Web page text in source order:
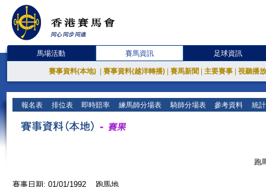
馬場活動 賽馬資訊 足球資訊
賽事資料(本地) 賽事資料(越洋轉播) 賽馬新聞 主要賽事 視聽播
報名表 排位表 即時賠率 練馬師分場表 騎師分場表 參考資料 統
跑
賽事日期: 01/01/1992 跑馬地